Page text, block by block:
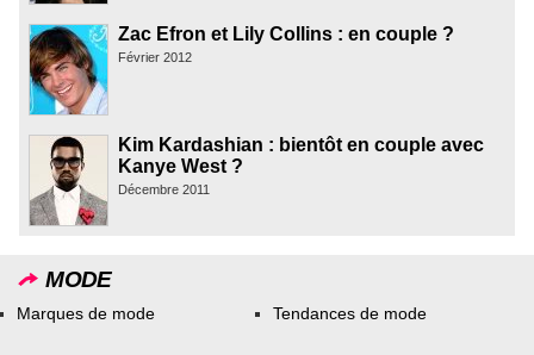
Zac Efron et Lily Collins : en couple ?
Février 2012
Kim Kardashian : bientôt en couple avec
Kanye West ?
Décembre 2011
MODE
Marques de mode Tendances de mode